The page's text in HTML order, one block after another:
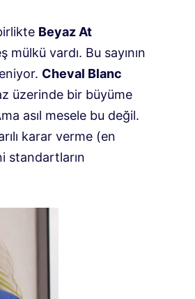
Beyaz At
vardı. Bu sayının
Cheval Blanc
üzerinde bir büyüme
asıl mesele bu değil.
karar verme (en
standartların